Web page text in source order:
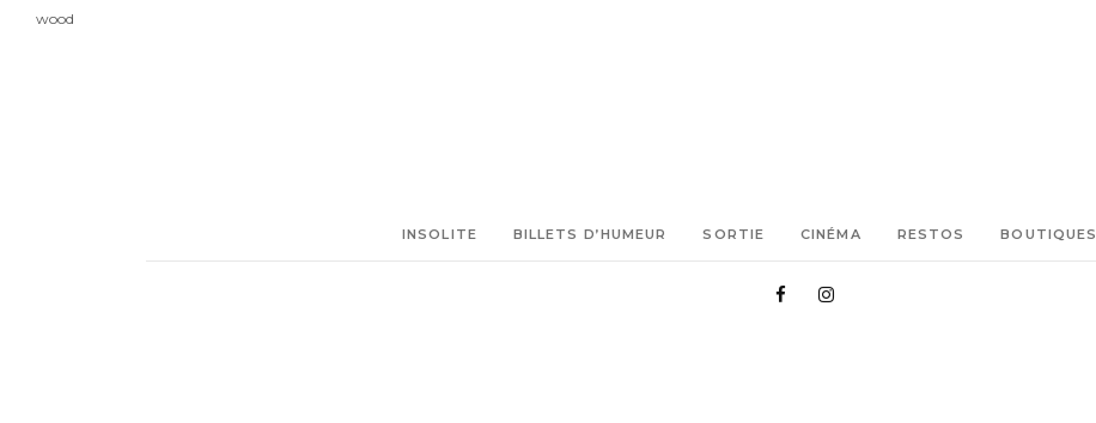
wood
INSOLITE BILLETS D’HUMEUR SORTIE CINÉMA RESTOS BOUTIQUES